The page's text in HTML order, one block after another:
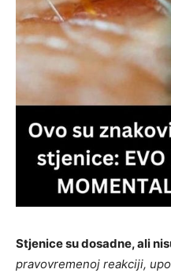
Stjenice su dosadne, ali
pravovremenoj reakciji,